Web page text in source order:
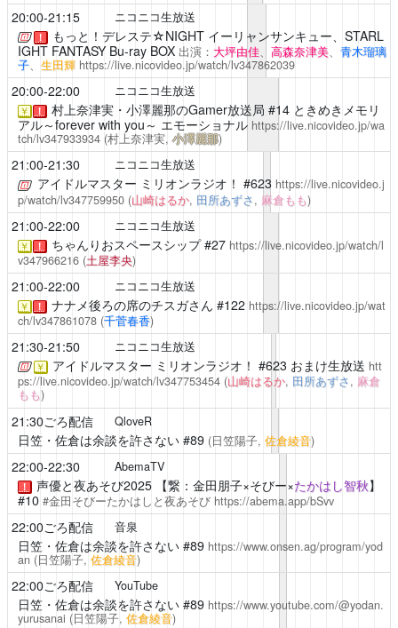
20:00-21:15 ニコニコ生放送
！ もっと！デレステ☆NIGHTイーリャンサンキュー、STARL
IGHT FANTASY Bu-ray BOX 出演： 大坪由佳、 高森奈津美、 青木瑠璃
子、 生田輝 https://live.nicovideo.jp/watch/lv347862039
20:00-22:00 ニコニコ生放送
￥ ！ 村上奈津実・小澤麗那のGamer放送局 #14 ときめきメモリ
アル～forever with you～ エモーショナル https://live.nicovideo.jp/wa
tch/lv347933934 (村上奈津実,小澤麗那)
21:00-21:30 ニコニコ生放送
アイドルマスター ミリオンラジオ！ #623 https://live.nicovideo.j
p/watch/lv347759950 (山崎はるか, 田所あずさ, 麻倉もも)
21:00-22:00 ニコニコ生放送
￥ ！ ちゃんりおスペースシップ#27 https://live.nicovideo.jp/watch/l
v347966216 (土屋李央)
21:00-22:00 ニコニコ生放送
￥ ！ ナナメ後ろの席のチスガさん #122 https://live.nicovideo.jp/wat
ch/lv347861078 (千菅春香)
21:30-21:50 ニコニコ生放送
￥ アイドルマスター ミリオンラジオ！ #623 おまけ生放送 htt
ps://live.nicovideo.jp/watch/lv347753454 (山崎はるか, 田所あずさ, 麻倉
もも)
21:30ごろ配信 QloveR
日笠・佐倉は余談を許さない#89 (日笠陽子, 佐倉綾音)
22:00-22:30 AbemaTV
！ 声優と夜あそび2025【繋：金田朋子×そびー×たかはし智秋】
#10 #金田そびーたかはしと夜あそび https://abema.app/bSvv
22:00ごろ配信 音泉
日笠・佐倉は余談を許さない#89 https://www.onsen.ag/program/yod
an (日笠陽子, 佐倉綾音)
22:00ごろ配信 YouTube
日笠・佐倉は余談を許さない#89 https://www.youtube.com/@yodan.
yurusanai (日笠陽子, 佐倉綾音)